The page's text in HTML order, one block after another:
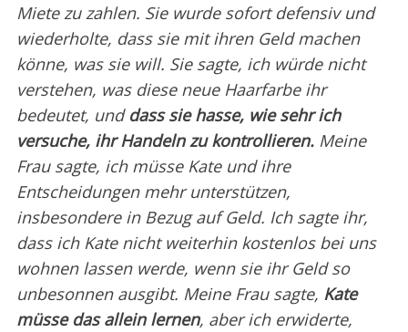
Miete zu zahlen. Sie wurde sofort defensiv und
wiederholte, dass sie mit ihren Geld machen
könne, was sie will. Sie sagte, ich würde nicht
verstehen, was diese neue Haarfarbe ihr
bedeutet, und dass sie hasse, wie sehr ich
versuche, ihr Handeln zu kontrollieren. Meine
Frau sagte, ich müsse Kate und ihre
Entscheidungen mehr unterstützen,
insbesondere in Bezug auf Geld. Ich sagte ihr,
dass ich Kate nicht weiterhin kostenlos bei uns
wohnen lassen werde, wenn sie ihr Geld so
unbesonnen ausgibt. Meine Frau sagte, Kate
müsse das allein lernen, aber ich erwiderte,